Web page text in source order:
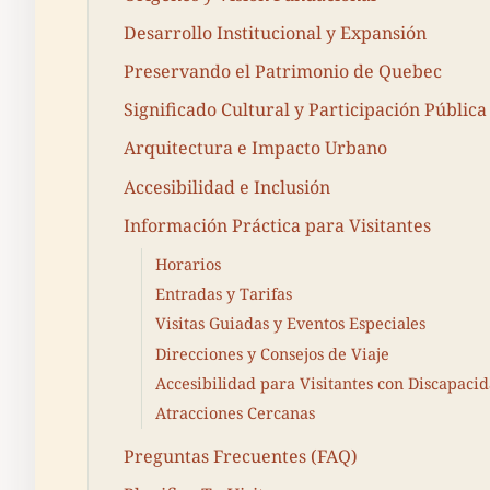
Desarrollo Institucional y Expansión
Preservando el Patrimonio de Quebec
Significado Cultural y Participación Pública
Arquitectura e Impacto Urbano
Accesibilidad e Inclusión
Información Práctica para Visitantes
Horarios
Entradas y Tarifas
Visitas Guiadas y Eventos Especiales
Direcciones y Consejos de Viaje
Accesibilidad para Visitantes con
Atracciones Cercanas
Preguntas Frecuentes (FAQ)